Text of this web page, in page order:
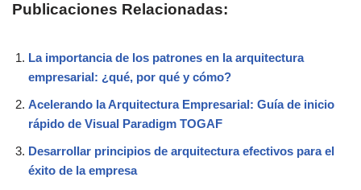
Publicaciones Relacionadas:
La importancia de los patrones en la arquitectura
empresarial: ¿qué, por qué y cómo?
Acelerando la Arquitectura Empresarial: Guía de inicio
rápido de Visual Paradigm TOGAF
Desarrollar principios de arquitectura efectivos para el
éxito de la empresa